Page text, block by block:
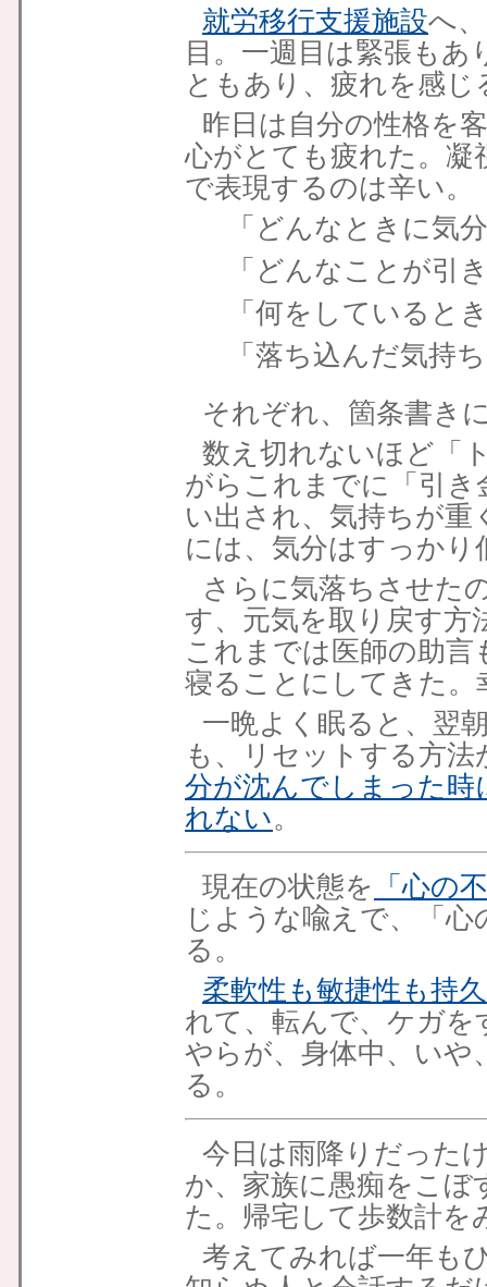
就労移行支援施設へ
目。一週目は緊張も
ともあり、疲れを感
昨日は自分の性格を
心がとても疲れた。凝
で表現するのは辛い。
「どんなときに気
「どんなことが引
「何をしていると
「落ち込んだ気持
それぞれ、箇条書き
数え切れないほど「
がらこれまでに「引き
い出され、気持ちが
には、気分はすっか
さらに気落ちさせた
す、元気を取り戻す方
これまでは医師の助
寝ることにしてきた。
一晩よく眠ると、翌
も、リセットする方
分が沈んでしまった時
れない。
現在の状態を
「心の
じような喩えで、「
る。
柔軟性も敏捷性も持
れて、転んで、ケガ
やらが、身体中、いや
る。
今日は雨降りだった
か、家族に愚痴をこぼ
た。帰宅して歩数計を
考えてみれば一年も